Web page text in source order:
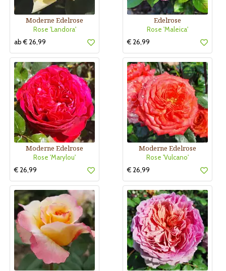
Moderne Edelrose
Rose 'Landora'
ab € 26,99
Edelrose
Rose 'Maleica'
€ 26,99
Moderne Edelrose
Rose 'Marylou'
€ 26,99
Moderne Edelrose
Rose 'Vulcano'
€ 26,99